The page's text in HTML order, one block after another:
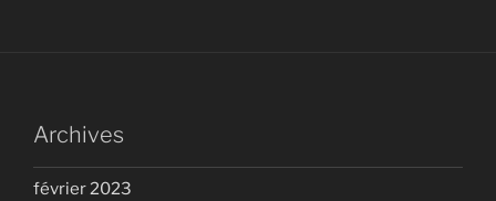
Archives
février 2023